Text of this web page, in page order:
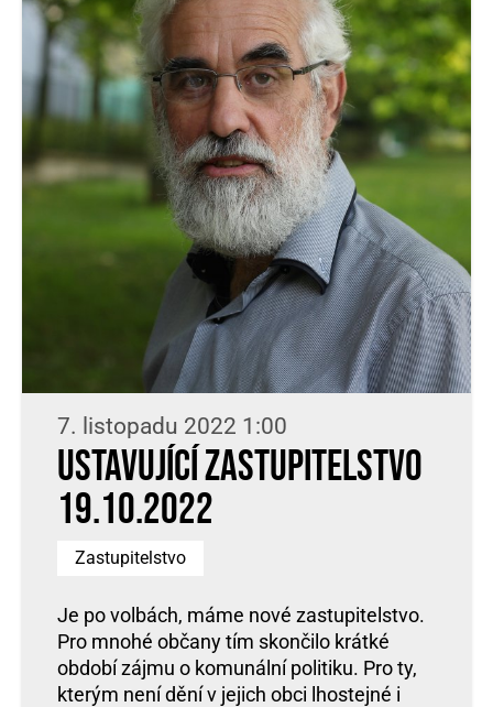
7. listopadu 2022 1:00
Ustavující zastupitelstvo
19.10.2022
Zastupitelstvo
Je po volbách, máme nové zastupitelstvo.
Pro mnohé občany tím skončilo krátké
období zájmu o komunální politiku. Pro ty,
kterým není dění v jejich obci lhostejné i